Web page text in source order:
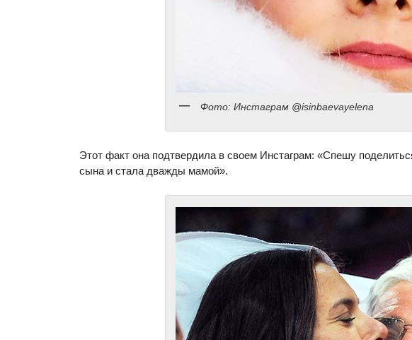
Фото: Инстаграм @isinbaevayelena
Этот факт она подтвердила в своем Инстаграм: «Спешу
сына и стала дважды мамой».